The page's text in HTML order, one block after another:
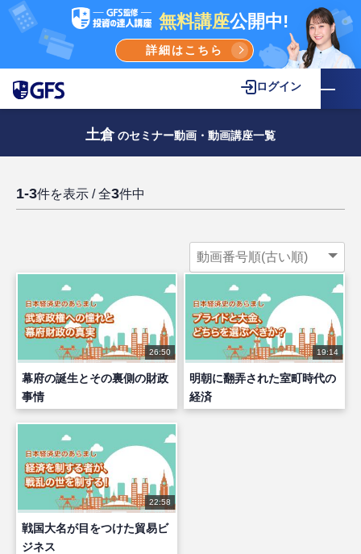
無料講座公開中!
詳細はこちら
ログイン
土倉 のセミナー動画・動画講座一覧
1-3件を表示 / 全3件中
26:50
幕府の誕生とその裏側の財政
事情
19:14
明朝に翻弄された室町時代の
経済
22:58
戦国大名が目をつけた貿易ビ
ジネス